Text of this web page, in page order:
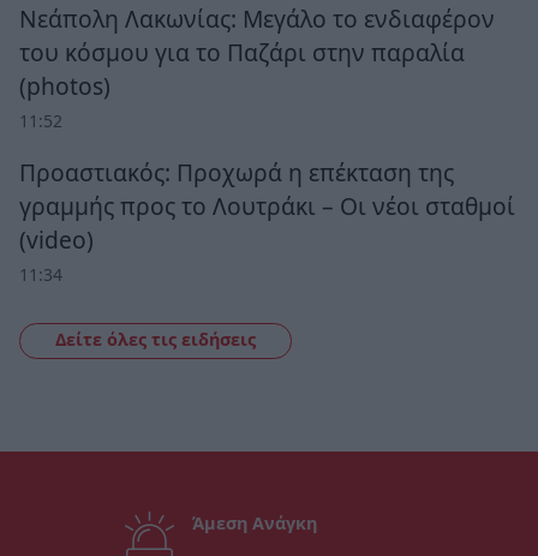
Νεάπολη Λακωνίας: Μεγάλο το ενδιαφέρον
του κόσμου για το Παζάρι στην παραλία
(photos)
11:52
Προαστιακός: Προχωρά η επέκταση της
γραμμής προς το Λουτράκι – Οι νέοι σταθμοί
(video)
11:34
Δείτε όλες τις ειδήσεις
Άμεση Ανάγκη